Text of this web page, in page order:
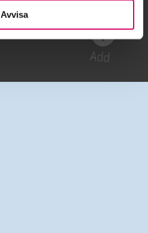
Avvisa